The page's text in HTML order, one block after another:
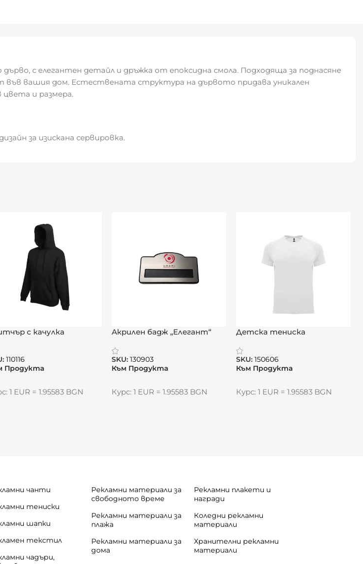
с елегантен детайл и дръжка от епоксидна смола. Подходяща за поднасяне
във вашия дом. Естествената структура на дървото придава уникален
цвета и размера.
за изискана сервировка.
с качулка
110116
Продукта
1 EUR = 1.95583 BGN
Акрилен бадж „Елегант“
SKU:130903
Към Продукта
Курс: 1 EUR = 1.95583 BGN
Детска тениска
SKU:150606
Към Продукта
Курс: 1 EUR = 1.95583 BGN
чанти
тениски
шапки
текстил
чадъри,
Рекламни материали за
свободното време
Рекламни материали за
плажа
Рекламни материали за
дома
Рекламни плакети и
награди
Коледни рекламни
материали
Хранителни рекламни
материали